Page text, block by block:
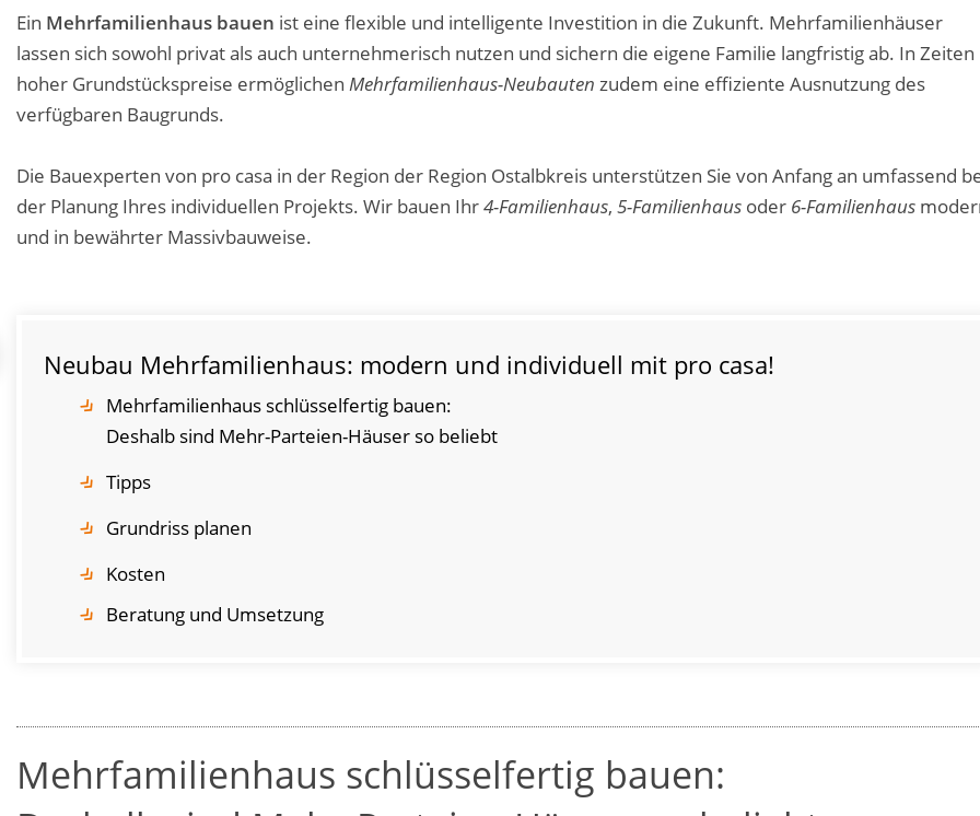
Ein Mehrfamilienhaus bauen ist eine flexible und intelligente Investition in die Zukunft. Mehrfamilienhäuser
lassen sich sowohl privat als auch unternehmerisch nutzen und sichern die eigene Familie langfristig ab. In Zeiten
hoher Grundstückspreise ermöglichen Mehrfamilienhaus-Neubauten zudem eine effiziente Ausnutzung des
verfügbaren Baugrunds.
Die Bauexperten von pro casa in der Region der Region Ostalbkreis unterstützen Sie von Anfang an umfassend
der Planung Ihres individuellen Projekts. Wir bauen Ihr4-Familienhaus, 5-Familienhaus oder 6-Familienhaus
und in bewährter Massivbauweise.
Neubau Mehrfamilienhaus: modern und individuell mit pro casa!
Mehrfamilienhaus schlüsselfertig bauen:
Deshalb sind Mehr-Parteien-Häuser so beliebt
Tipps
Grundriss planen
Kosten
Beratung und Umsetzung
Mehrfamilienhaus schlüsselfertig bauen: